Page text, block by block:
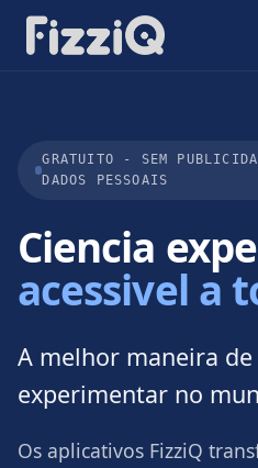
GRATUITO - SEM
DADOS PESSOAIS
Ciencia
acessivel a
A melhor maneira
experimentar no
Os aplicativos FizziQ